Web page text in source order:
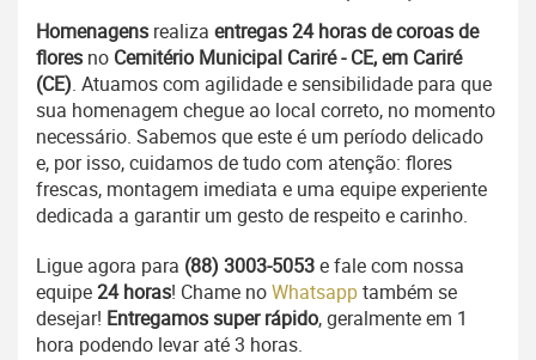
Homenagens realiza entregas 24 horas de coroas de
flores no Cemitério Municipal Cariré - CE, em Cariré
(CE). Atuamos com agilidade e sensibilidade para que
sua homenagem chegue ao local correto, no momento
necessário. Sabemos que este é um período delicado
e, por isso, cuidamos de tudo com atenção: flores
frescas, montagem imediata e uma equipe experiente
dedicada a garantir um gesto de respeito e carinho.
Ligue agora para (88) 3003-5053e fale com nossa
equipe24 horas! Chame noWhatsapptambém se
desejar! Entregamos super rápido, geralmente em 1
hora podendo levar até 3 horas.